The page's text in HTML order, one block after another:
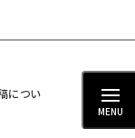
につい
MENU